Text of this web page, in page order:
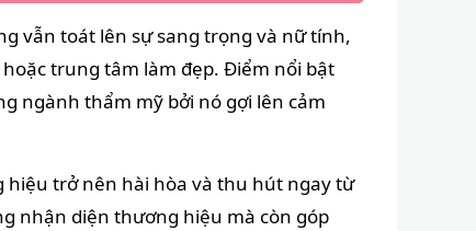
vẫn toát lên sự sang trọng và nữ tính,
trung tâm làm đẹp. Điểm nổi bật
ngành thẩm mỹ bởi nó gợi lên cảm
hiệu trở nên hài hòa và thu hút ngay từ
nhận diện thương hiệu mà còn góp